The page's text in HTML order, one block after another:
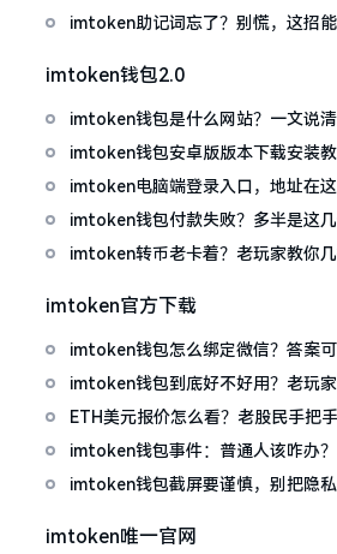
的私房话
imtoken助记词忘了？别慌，这招
imtoken钱包2.0
imtoken钱包是什么网站？一文说
imtoken钱包安卓版版本下载安装
imtoken电脑端登录入口，地址在
imtoken钱包付款失败？多半是这
imtoken转币老卡着？老玩家教你
imtoken官方下载
imtoken钱包怎么绑定微信？答案可
望
imtoken钱包到底好不好用？老玩
ETH美元报价怎么看？老股民手把
imtoken钱包事件：普通人该咋办？
imtoken钱包截屏要谨慎，别把隐
imtoken唯一官网